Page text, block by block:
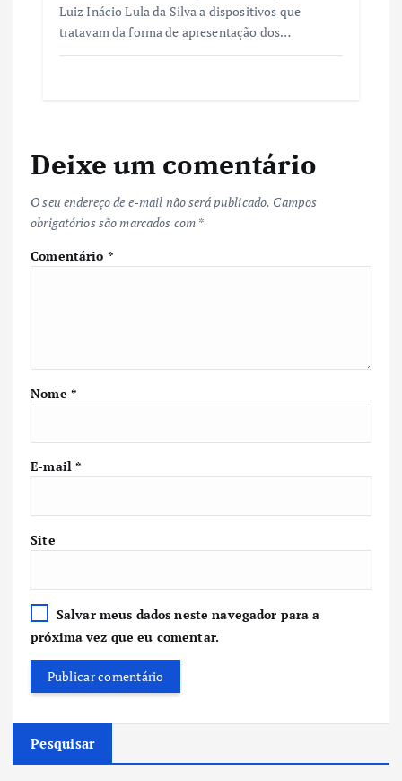
Luiz Inácio Lula da Silva a dispositivos que
tratavam da forma de apresentação dos…
Deixe um comentário
O seu endereço de e-mail não será publicado. Campos
obrigatórios são marcados com *
Comentário *
Nome *
E-mail*
Site
Salvar meus dados neste navegador para a
próxima vez que eu comentar.
Pesquisar